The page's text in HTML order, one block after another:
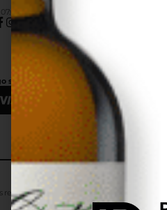
07:00h a 15:00h
seguro
Desarrollado Advanze